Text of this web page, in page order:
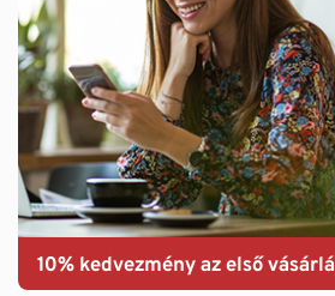
10% kedvezmény az első